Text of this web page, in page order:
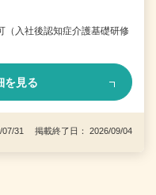
（入社後認知症介護基礎研修
を見る
07/31 掲載終了日： 2026/09/04